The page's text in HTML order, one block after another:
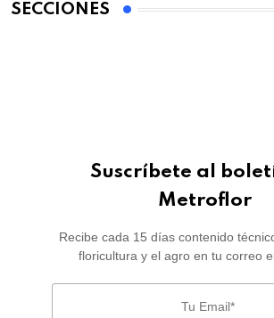
SECCIONES
Suscríbete al
Metroflor
Recibe cada 15 días contenido
floricultura y el agro en tu correo